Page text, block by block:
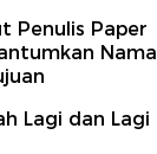
Penulis Paper
Nama
Lagi dan Lagi